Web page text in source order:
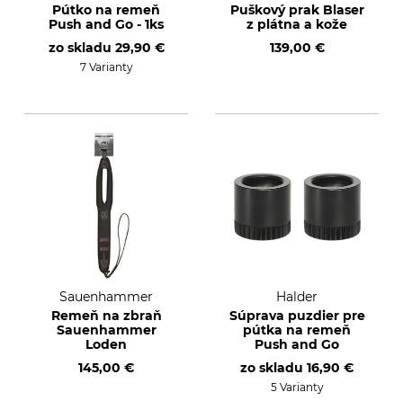
Pútko na remeň
Push and Go - 1ks
zo skladu 29,90 €
7 Varianty
Puškový prak Blaser
z plátna a kože
139,00 €
Sauenhammer
Remeň na zbraň
Sauenhammer
Loden
145,00 €
Halder
Súprava puzdier pre
pútka na remeň
Push and Go
zo skladu 16,90 €
5 Varianty